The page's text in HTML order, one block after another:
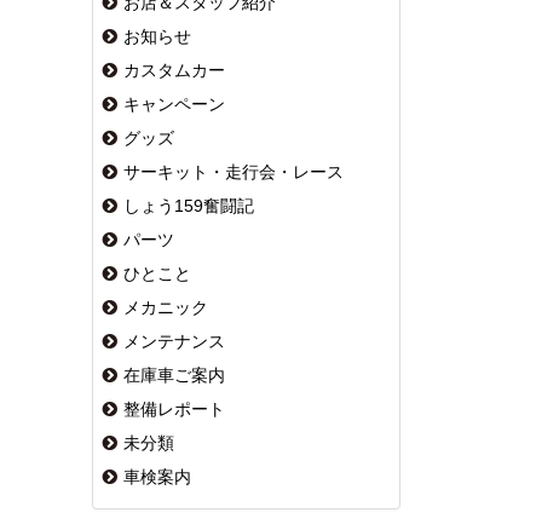
お知らせ
カスタムカー
キャンペーン
グッズ
サーキット・走行会・レース
しょう159奮闘記
パーツ
ひとこと
メカニック
メンテナンス
在庫車ご案内
整備レポート
未分類
車検案内